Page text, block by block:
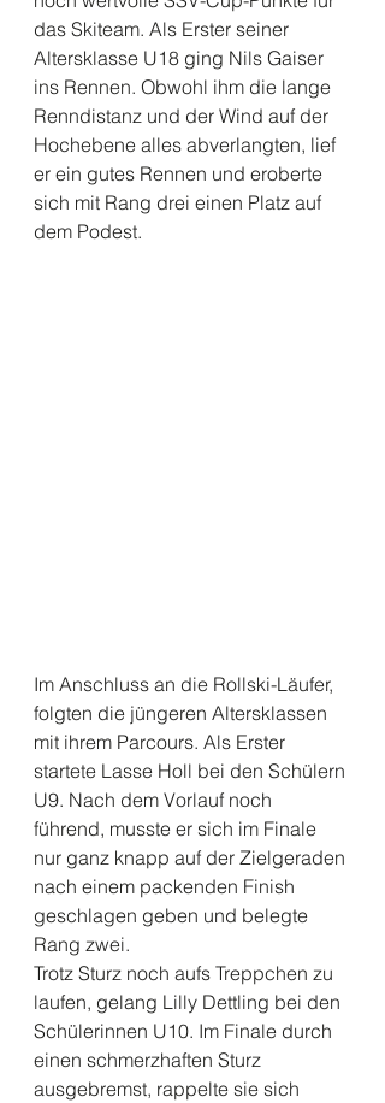
das Skiteam. Als Erster seiner
Altersklasse U18 ging Nils Gaiser
ins Rennen. Obwohl ihm die lange
Renndistanz und der Wind auf der
Hochebene alles abverlangten, lief
er ein gutes Rennen und eroberte
sich mit Rang drei einen Platz auf
dem Podest.
Im Anschluss an die Rollski-Läufer,
folgten die jüngeren Altersklassen
mit ihrem Parcours. Als Erster
startete Lasse Holl bei den Schülern
U9. Nach dem Vorlauf noch
führend, musste er sich im Finale
nur ganz knapp auf der Zielgeraden
nach einem packenden Finish
geschlagen geben und belegte
Rang zwei.
Trotz Sturz noch aufs Treppchen zu
laufen, gelang Lilly Dettling bei den
Schülerinnen U10. Im Finale durch
einen schmerzhaften Sturz
ausgebremst, rappelte sie sich